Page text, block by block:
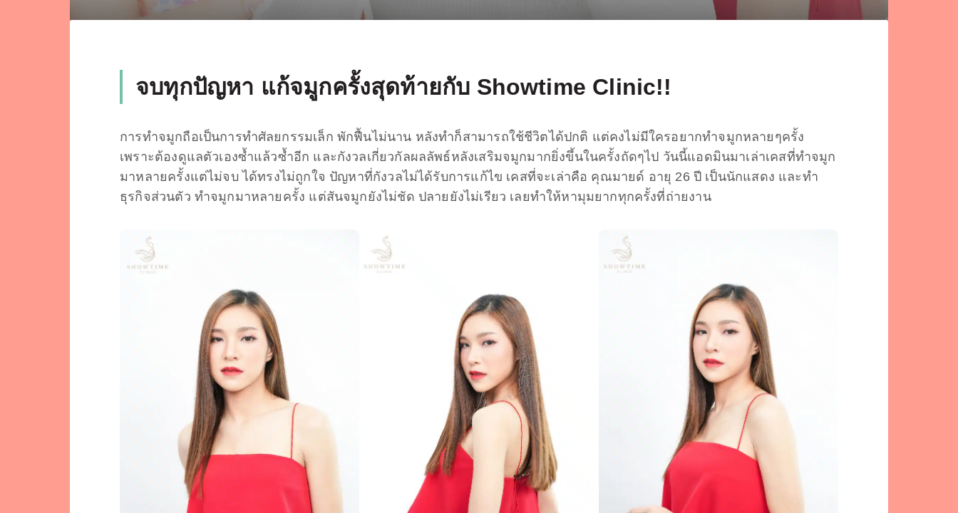
จบทุกปัญหา แก้จมูกครั้งสุดท้ายกับ Showtime Clinic!!
การทำจมูกถือเป็นการทำศัลยกรรมเล็ก พักฟื้นไม่นาน หลังทำก็สามารถใช้ชีวิตได้ปกติ แต่คงไม่มีใครอยากทำจมูกหลายๆครั้ง
เพราะต้องดูแลตัวเองซ้ำแล้วซ้ำอีก และกังวลเกี่ยวกัลผลลัพธ์หลังเสริมจมูกมากยิ่งขึ้นในครั้งถัดๆไป วันนี้แอดมินมาเล่าเคสที่ทำจมูก
มาหลายครั้งแต่ไม่จบ ได้ทรงไม่ถูกใจ ปัญหาที่กังวลไม่ได้รับการแก้ไข เคสที่จะเล่าคือ คุณมายด์ อายุ 26 ปี เป็นนักแสดง และทำ
ธุรกิจส่วนตัว ทำจมูกมาหลายครั้ง แต่สันจมูกยังไม่ชัด ปลายยังไม่เรียว เลยทำให้หามุมยากทุกครั้งที่ถ่ายงาน